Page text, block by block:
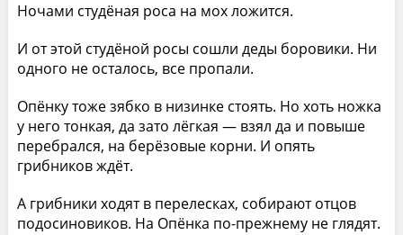
Ночами студёная роса на мох ложится.
И от этой студёной росы сошли деды боровики. Ни
одного не осталось, все пропали.
Опёнку тоже зябко в низинке стоять. Но хоть ножка
у него тонкая, да зато лёгкая — взял да и повыше
перебрался, на берёзовые корни. И опять
грибников ждёт.
А грибники ходят в перелесках, собирают отцов
подосиновиков. На Опёнка по-прежнему не глядят.